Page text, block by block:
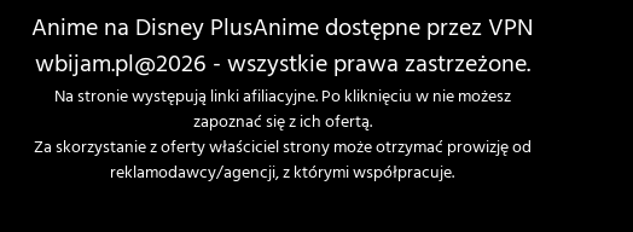
Anime na Disney PlusAnime dostępne przez VPN
wbijam.pl@2026 - wszystkie prawa zastrzeżone.
Na stronie występują linki afiliacyjne. Po kliknięciu w nie możesz
zapoznać się z ich ofertą.
Za skorzystanie z oferty właściciel strony może otrzymać prowizję od
reklamodawcy/agencji, z którymi współpracuje.